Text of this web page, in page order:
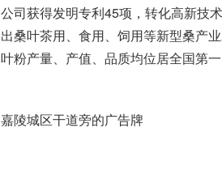
公司获得发明专利45项，转化高新技
出桑叶茶用、食用、饲用等新型桑产
叶粉产量、产值、品质均位居全国第
嘉陵城区干道旁的广告牌